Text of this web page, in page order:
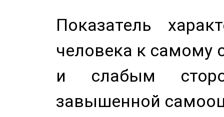
Показатель
человека к самому
и слабым
завышенной